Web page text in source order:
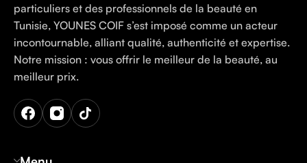
particuliers et des professionnels de la beauté en
Tunisie, YOUNES COIF s’est imposé comme un acteur
incontournable, alliant qualité, authenticité et expertise.
Notre mission : vous offrir le meilleur de la beauté, au
meilleur prix.